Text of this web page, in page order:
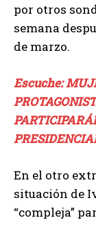
por otros
semana
de marzo.
Escuche:
En el otro
situación de
“compleja”